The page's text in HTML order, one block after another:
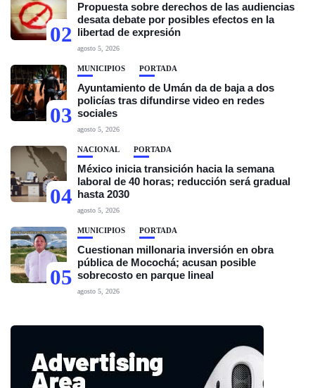
02
Propuesta sobre derechos de las audiencias
desata debate por posibles efectos en la
libertad de expresión
agosto 5, 2026
03
MUNICIPIOS PORTADA
Ayuntamiento de Umán da de baja a dos
policías tras difundirse video en redes
sociales
agosto 5, 2026
04
NACIONAL PORTADA
México inicia transición hacia la semana
laboral de 40 horas; reducción será gradual
hasta 2030
agosto 5, 2026
05
MUNICIPIOS PORTADA
Cuestionan millonaria inversión en obra
pública de Mocochá; acusan posible
sobrecosto en parque lineal
agosto 5, 2026